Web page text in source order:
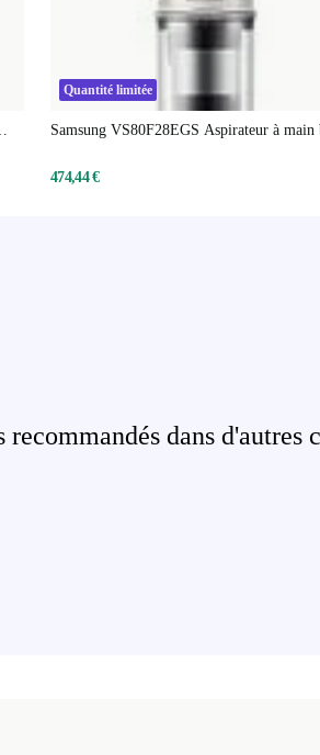
Quantité limitée
Samsung VS80F28EGS Aspirateur à main
474,44 €
dans d'autres